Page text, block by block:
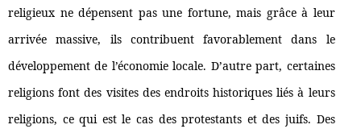
religieux ne dépensent pas une fortune, mais grâce à leur
arrivée massive, ils contribuent favorablement dans le
développement de l’économie locale. D’autre part, certaines
religions font des visites des endroits historiques liés à leurs
religions, ce qui est le cas des protestants et des juifs. Des